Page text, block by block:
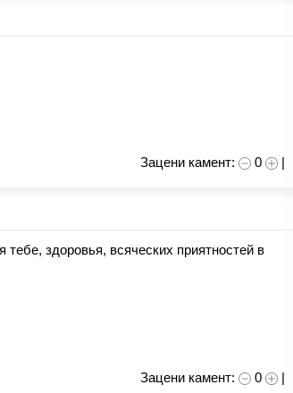
Зацени камент: 0 |
здоровья, всяческих приятностей в
Зацени камент: 0 |